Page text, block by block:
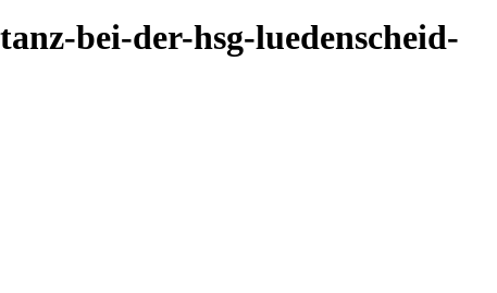
bei-der-hsg-luedenscheid-